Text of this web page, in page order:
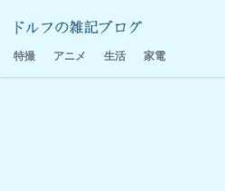
特撮 アニメ 生活 家電